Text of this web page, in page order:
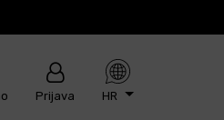
Prijava HR